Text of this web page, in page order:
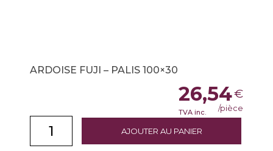
ARDOISE FUJI – PALIS 100×30
AJOUTER AU PANIER
26,54€
TVA inc. /pièce